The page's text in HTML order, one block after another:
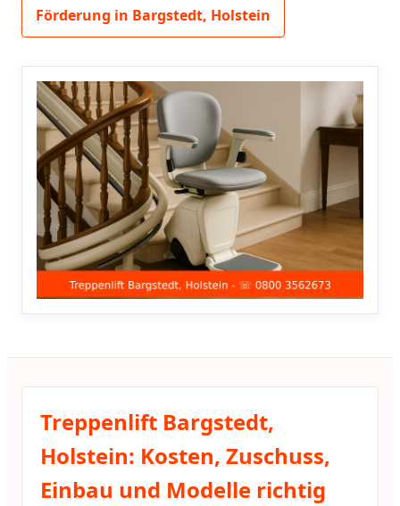
Förderung in Bargstedt, Holstein
Treppenlift Bargstedt,
Holstein: Kosten, Zuschuss,
Einbau und Modelle richtig